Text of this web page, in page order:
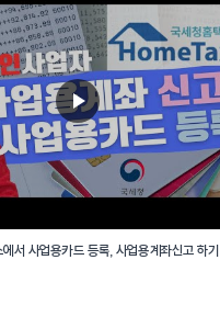
서 사업용카드 등록, 사업용계좌신고 하기